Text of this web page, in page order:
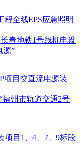
程全线EPS应急照明
春地铁1号线机电设
源”
项目交直流电源装
福州市轨道交通2号
项目1、4、7、9标段